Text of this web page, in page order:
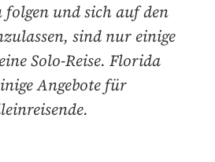
und sich auf den
sind nur einige
Solo-Reise. Florida
Angebote für